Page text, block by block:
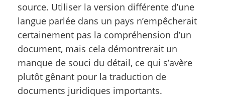
source. Utiliser la version différente d’une
langue parlée dans un pays n’empêcherait
certainement pas la compréhension d’un
document, mais cela démontrerait un
manque de souci du détail, ce qui s’avère
plutôt gênant pour la traduction de
documents juridiques importants.